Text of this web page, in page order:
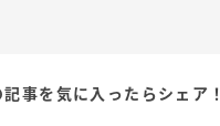
記事を気に入ったらシェア！